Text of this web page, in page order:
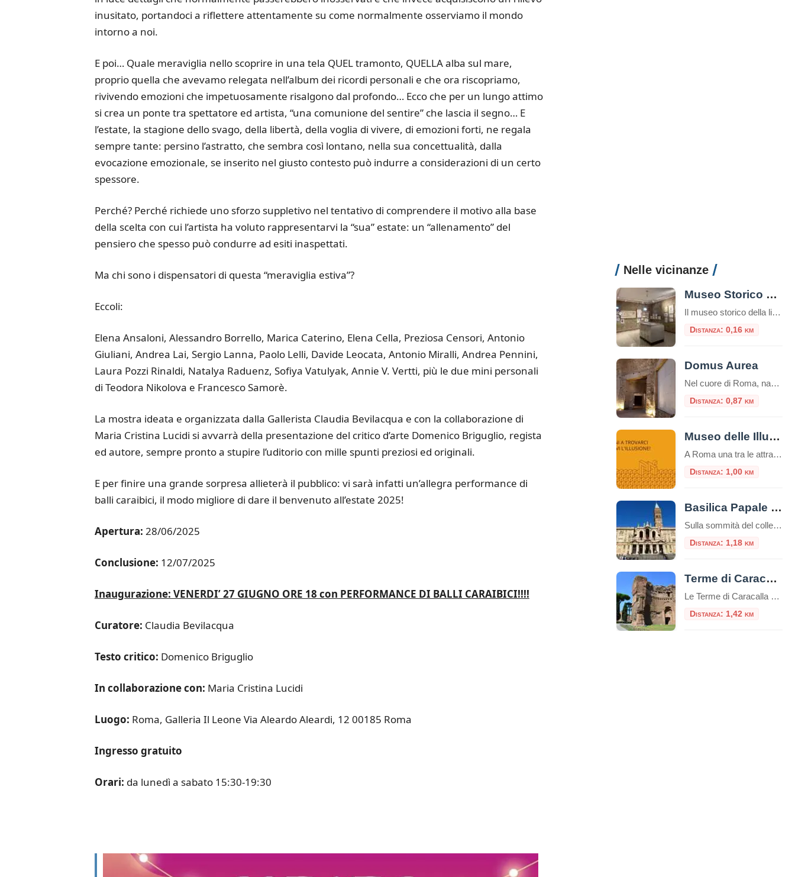
inusitato, portandoci a riflettere attentamente su come normalmente osserviamo il mondo
intorno a noi.
E poi… Quale meraviglia nello scoprire in una tela QUEL tramonto, QUELLA alba sul mare,
proprio quella che avevamo relegata nell’album dei ricordi personali e che ora riscopriamo,
rivivendo emozioni che impetuosamente risalgono dal profondo… Ecco che per un lungo attimo
si crea un ponte tra spettatore ed artista, “una comunione del sentire” che lascia il segno… E
l’estate, la stagione dello svago, della libertà, della voglia di vivere, di emozioni forti, ne regala
sempre tante: persino l’astratto, che sembra così lontano, nella sua concettualità, dalla
evocazione emozionale, se inserito nel giusto contesto può indurre a considerazioni di un certo
spessore.
Perché? Perché richiede uno sforzo suppletivo nel tentativo di comprendere il motivo alla base
della scelta con cui l’artista ha voluto rappresentarvi la “sua” estate: un “allenamento” del
pensiero che spesso può condurre ad esiti inaspettati.
Ma chi sono i dispensatori di questa “meraviglia estiva”?
Eccoli:
Elena Ansaloni, Alessandro Borrello, Marica Caterino, Elena Cella, Preziosa Censori, Antonio
Giuliani, Andrea Lai, Sergio Lanna, Paolo Lelli, Davide Leocata, Antonio Miralli, Andrea Pennini,
Laura Pozzi Rinaldi, Natalya Raduenz, Sofiya Vatulyak, Annie V. Vertti, più le due mini personali
di Teodora Nikolova e Francesco Samorè.
La mostra ideata e organizzata dalla Gallerista Claudia Bevilacqua e con la collaborazione di
Maria Cristina Lucidi si avvarrà della presentazione del critico d’arte Domenico Briguglio, regista
ed autore, sempre pronto a stupire l’uditorio con mille spunti preziosi ed originali.
E per finire una grande sorpresa allieterà il pubblico: vi sarà infatti un’allegra performance di
balli caraibici, il modo migliore di dare il benvenuto all’estate 2025!
Apertura: 28/06/2025
Conclusione: 12/07/2025
Inaugurazione: VENERDI’ 27 GIUGNO ORE 18 con PERFORMANCE DI BALLI CARAIBICI!!!!
Curatore: Claudia Bevilacqua
Testo critico: Domenico Briguglio
In collaborazione con: Maria Cristina Lucidi
Luogo: Roma, Galleria Il Leone Via Aleardo Aleardi, 12 00185 Roma
Ingresso gratuito
Orari: da lunedì a sabato 15:30-19:30
Nelle vicinanze
Museo Storico della Liberazione
Il museo storico della liberazione a Roma è un luogo di memoria e testimonianza della lotta per la libertà e la democrazia durante il periodo dell’occupazione nazista nella capitale italiana. Questa struttura è stata inaugurata nel 1955 e si trova nel cuore del quartiere Esquilino, nel centro storico della città. Appena entrati nel museo, ci […]
Distanza: 0,16 km
Domus Aurea
Nel cuore di Roma, nascosta per secoli sotto le fondamenta di monumenti successivi, giace una delle residenze più stravaganti e controverse mai costruite: la Domus Aurea, la Casa Dorata dell’imperatore Nerone. Più che un palazzo, fu un’utopia personale, un complesso colossale che ridefinì il concetto di lusso imperiale. Oggi, visitarla non è come entrare in […]
Distanza: 0,87 km
Museo delle Illusioni
A Roma una tra le attrazioni più insolite, divertenti e interessanti del mondo: il Museo delle Illusioni. Dal 12 novembre la venue internazionale sarà aperta al pubblico della capitale, in via Merulana 17. Roma è infatti la 38° città nel mondo – la seconda in Italia dopo Milano – ad avere una sede del museo interattivo […]
Distanza: 1,00 km
Basilica Papale Santa Maria Maggiore
Sulla sommità del colle Esquilino sorge la Basilica di Santa Maria Maggiore (o Basilica Liberiana), una delle quattro basiliche papali di Roma. Secondo la leggenda papa Liberio costruì una chiesa nel luogo, in cui, nella notte tra il 4 ed il 5 agosto del 358, sarebbe apparsa la neve sul colle dell’Esquilino, un evento miracoloso […]
Distanza: 1,18 km
Terme di Caracalla
Le Terme di Caracalla sono uno dei siti archeologici più importanti e impressionanti di Roma, Italia.Queste terme furono costruite durante il regno dell’imperatore romano Caracalla, il cui nome è associato al loro nome.La costruzione delle Terme di Caracalla iniziò nel 212 d.C. e fu completata nel 216 d.C. durante i regni degli imperatori Settimio Severo […]
Distanza: 1,42 km